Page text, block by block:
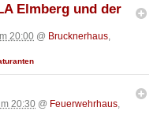
Elmberg und der
20:00 @ Brucknerhaus,
20:30 @ Feuerwehrhaus,